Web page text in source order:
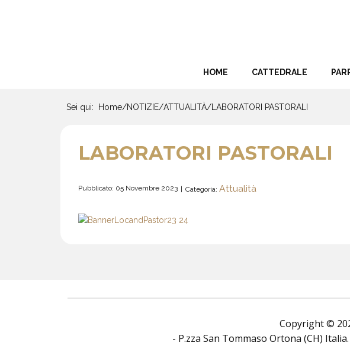
HOME CATTEDRALE
Sei qui: Home/NOTIZIE/ATTUALITÀ/LABORATORI PASTORALI
LABORATORI PASTORALI
Pubblicato: 05 Novembre 2023 Categoria: Attualità
Copyright ©
- P.zza San Tommaso Ortona (CH)